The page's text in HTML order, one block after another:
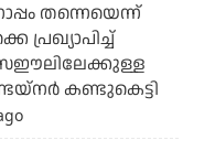
തന്നെയെന്ന്
പ്രഖ്യാപിച്ച്
കണ്ടുകെട്ടി